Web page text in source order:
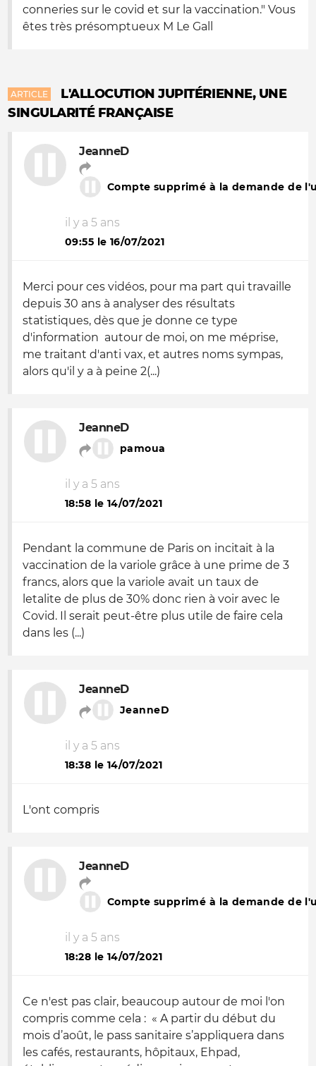
conneries sur le covid et sur la vaccination." Vous
êtes très présomptueux M Le Gall
ARTICLE
L'ALLOCUTION JUPITÉRIENNE, UNE
SINGULARITÉ FRANÇAISE
JeanneD
Compte supprimé à la demande de
il y a 5 ans
09:55 le 16/07/2021
Merci pour ces vidéos, pour ma part qui travaille
depuis 30 ans à analyser des résultats
statistiques, dès que je donne ce type
d'information autour de moi, on me méprise,
me traitant d'anti vax, et autres noms sympas,
alors qu'il y a à peine 2(...)
JeanneD
pamoua
il y a 5 ans
18:58 le 14/07/2021
Pendant la commune de Paris on incitait à la
vaccination de la variole grâce à une prime de 3
francs, alors que la variole avait un taux de
letalite de plus de 30% donc rien à voir avec le
Covid. Il serait peut-être plus utile de faire cela
dans les (...)
JeanneD
JeanneD
il y a 5 ans
18:38 le 14/07/2021
L'ont compris
JeanneD
Compte supprimé à la demande de
il y a 5 ans
18:28 le 14/07/2021
Ce n'est pas clair, beaucoup autour de moi l'on
compris comme cela : « A partir du début du
mois d’août, le pass sanitaire s’appliquera dans
les cafés, restaurants, hôpitaux, Ehpad,